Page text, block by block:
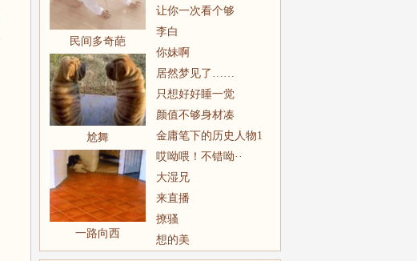
民间多奇葩
尬舞
一路向西
让你一次看个够
李白
你妹啊
居然梦见了……
只想好好睡一觉
颜值不够身材凑
金庸笔下的历史人物1
哎呦喂！不错呦··
大湿兄
来直播
撩骚
想的美